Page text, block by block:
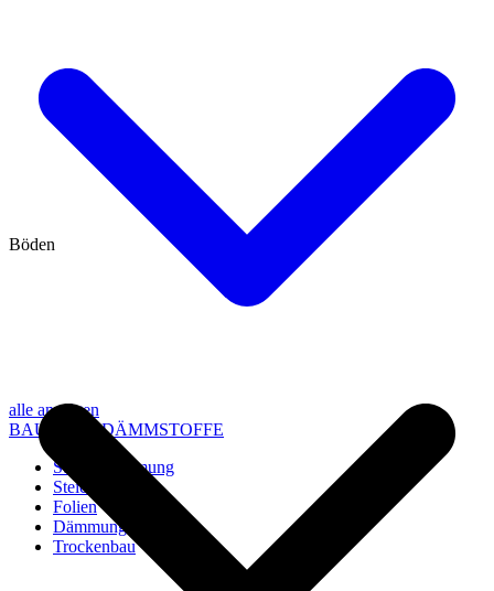
alle anzeigen
BAU- UND DÄMMSTOFFE
Steico Dämmung
Steico Zubehör
Folien
Dämmung
Trockenbau
Böden